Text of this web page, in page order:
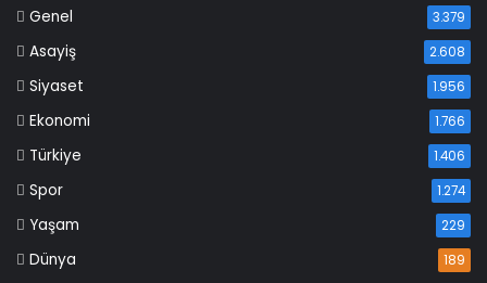
Genel 3.379
Asayiş 2.608
Siyaset 1.956
Ekonomi 1.766
Türkiye 1.406
Spor 1.274
Yaşam 229
Dünya 189